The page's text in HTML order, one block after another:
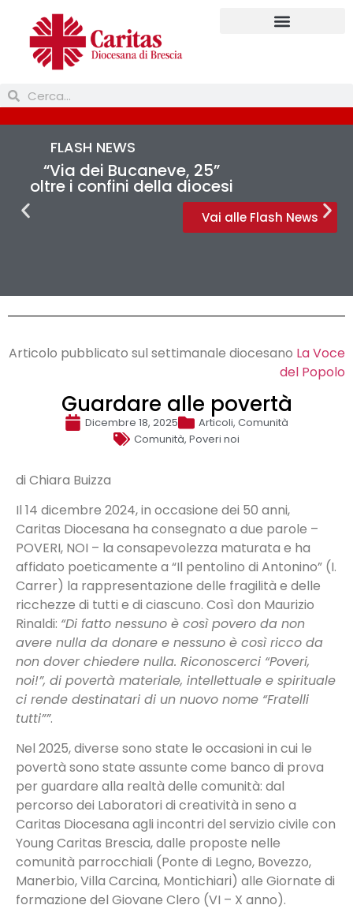
FLASH NEWS
“Via dei Bucaneve, 25”
oltre i confini della diocesi
Vai alle Flash News
Articolo pubblicato sul settimanale diocesano La Voce
del Popolo
Guardare alle povertà
Dicembre 18, 2025 Articoli, Comunità
Comunità, Poveri noi
di Chiara Buizza
Il 14 dicembre 2024, in occasione dei 50 anni,
Caritas Diocesana ha consegnato a due parole –
POVERI, NOI – la consapevolezza maturata e ha
affidato poeticamente a “Il pentolino di Antonino” (I.
Carrer) la rappresentazione delle fragilità e delle
ricchezze di tutti e di ciascuno. Così don Maurizio
Rinaldi: “Di fatto nessuno è così povero da non
avere nulla da donare e nessuno è così ricco da
non dover chiedere nulla. Riconoscerci “Poveri,
noi!”, di povertà materiale, intellettuale e spirituale
ci rende destinatari di un nuovo nome “Fratelli
tutti””.
Nel 2025, diverse sono state le occasioni in cui le
povertà sono state assunte come banco di prova
per guardare alla realtà delle comunità: dal
percorso dei Laboratori di creatività in seno a
Caritas Diocesana agli incontri del servizio civile con
Young Caritas Brescia, dalle proposte nelle
comunità parrocchiali (Ponte di Legno, Bovezzo,
Manerbio, Villa Carcina, Montichiari) alle Giornate di
formazione del Giovane Clero (VI – X anno).